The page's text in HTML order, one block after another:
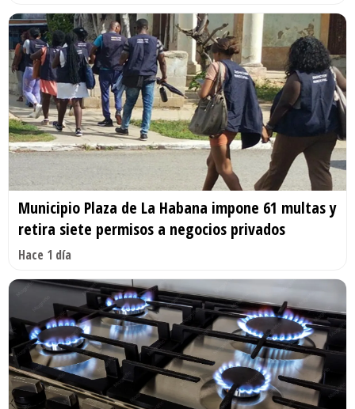
Municipio Plaza de La Habana impone 61 multas y
retira siete permisos a negocios privados
Hace 1 día